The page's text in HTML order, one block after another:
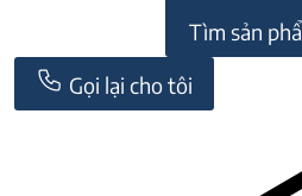
Tìm sản
Gọi lại cho tôi